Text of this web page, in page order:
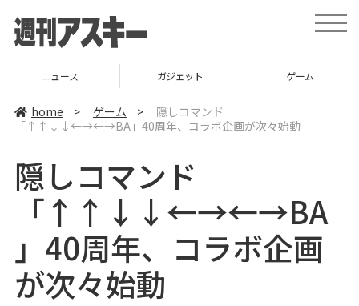
t
o
ニュース ガジェット ゲーム
home > ゲーム >
隠しコマンド
「↑↑↓↓←→←→BA」40周年、コラボ企画が次々始動
隠しコマンド
「↑↑↓↓←→←→BA
」40周年、コラボ企画
が次々始動